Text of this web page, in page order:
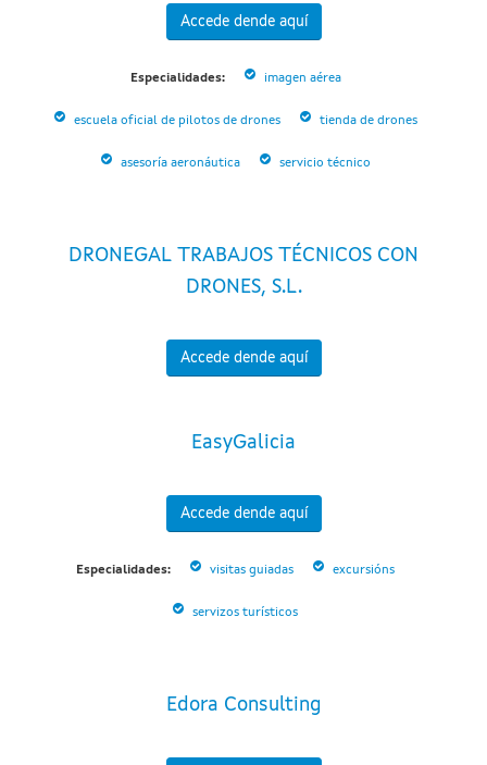
Accede dende aquí
Especialidades: imagen aérea
escuela oficial de pilotos de drones tienda de drones
asesoría aeronáutica servicio técnico
DRONEGAL TRABAJOS TÉCNICOS CON
DRONES, S.L.
Accede dende aquí
EasyGalicia
Accede dende aquí
Especialidades: visitas guiadas excursións
servizos turísticos
Edora Consulting